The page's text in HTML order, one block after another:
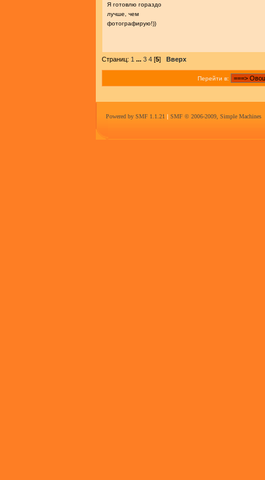
Я готовлю гораздо
лучше, чем
фотографирую!))
Страниц: 1 ... 3 4 [5] Вверх
Перейти в:
Powered by SMF 1.1.21 | SMF © 2006-2009, Simple Machines